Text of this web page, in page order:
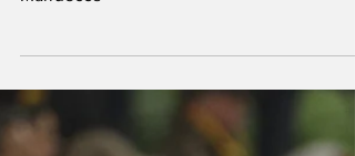
Conexión Deportiva
Aug 8, 2023